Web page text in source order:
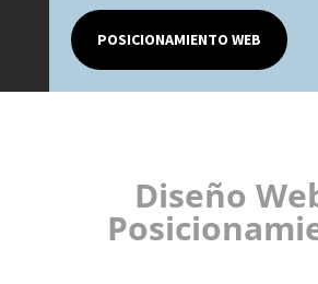
POSICIONAMIENTO WEB
Diseño